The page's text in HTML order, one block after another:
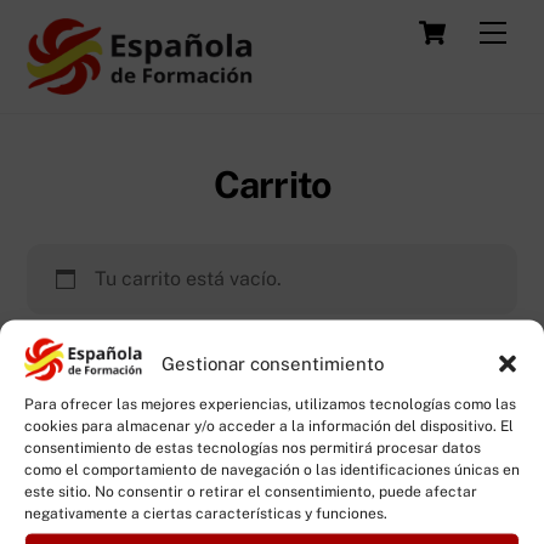
Gestionar consentimiento
Para ofrecer las mejores experiencias, utilizamos tecnologías como las
cookies para almacenar y/o acceder a la información del dispositivo. El
consentimiento de estas tecnologías nos permitirá procesar datos
como el comportamiento de navegación o las identificaciones únicas en
este sitio. No consentir o retirar el consentimiento, puede afectar
negativamente a ciertas características y funciones.
content
Carrito
Tu carrito está vacío.
Volver a la tienda
Back
To